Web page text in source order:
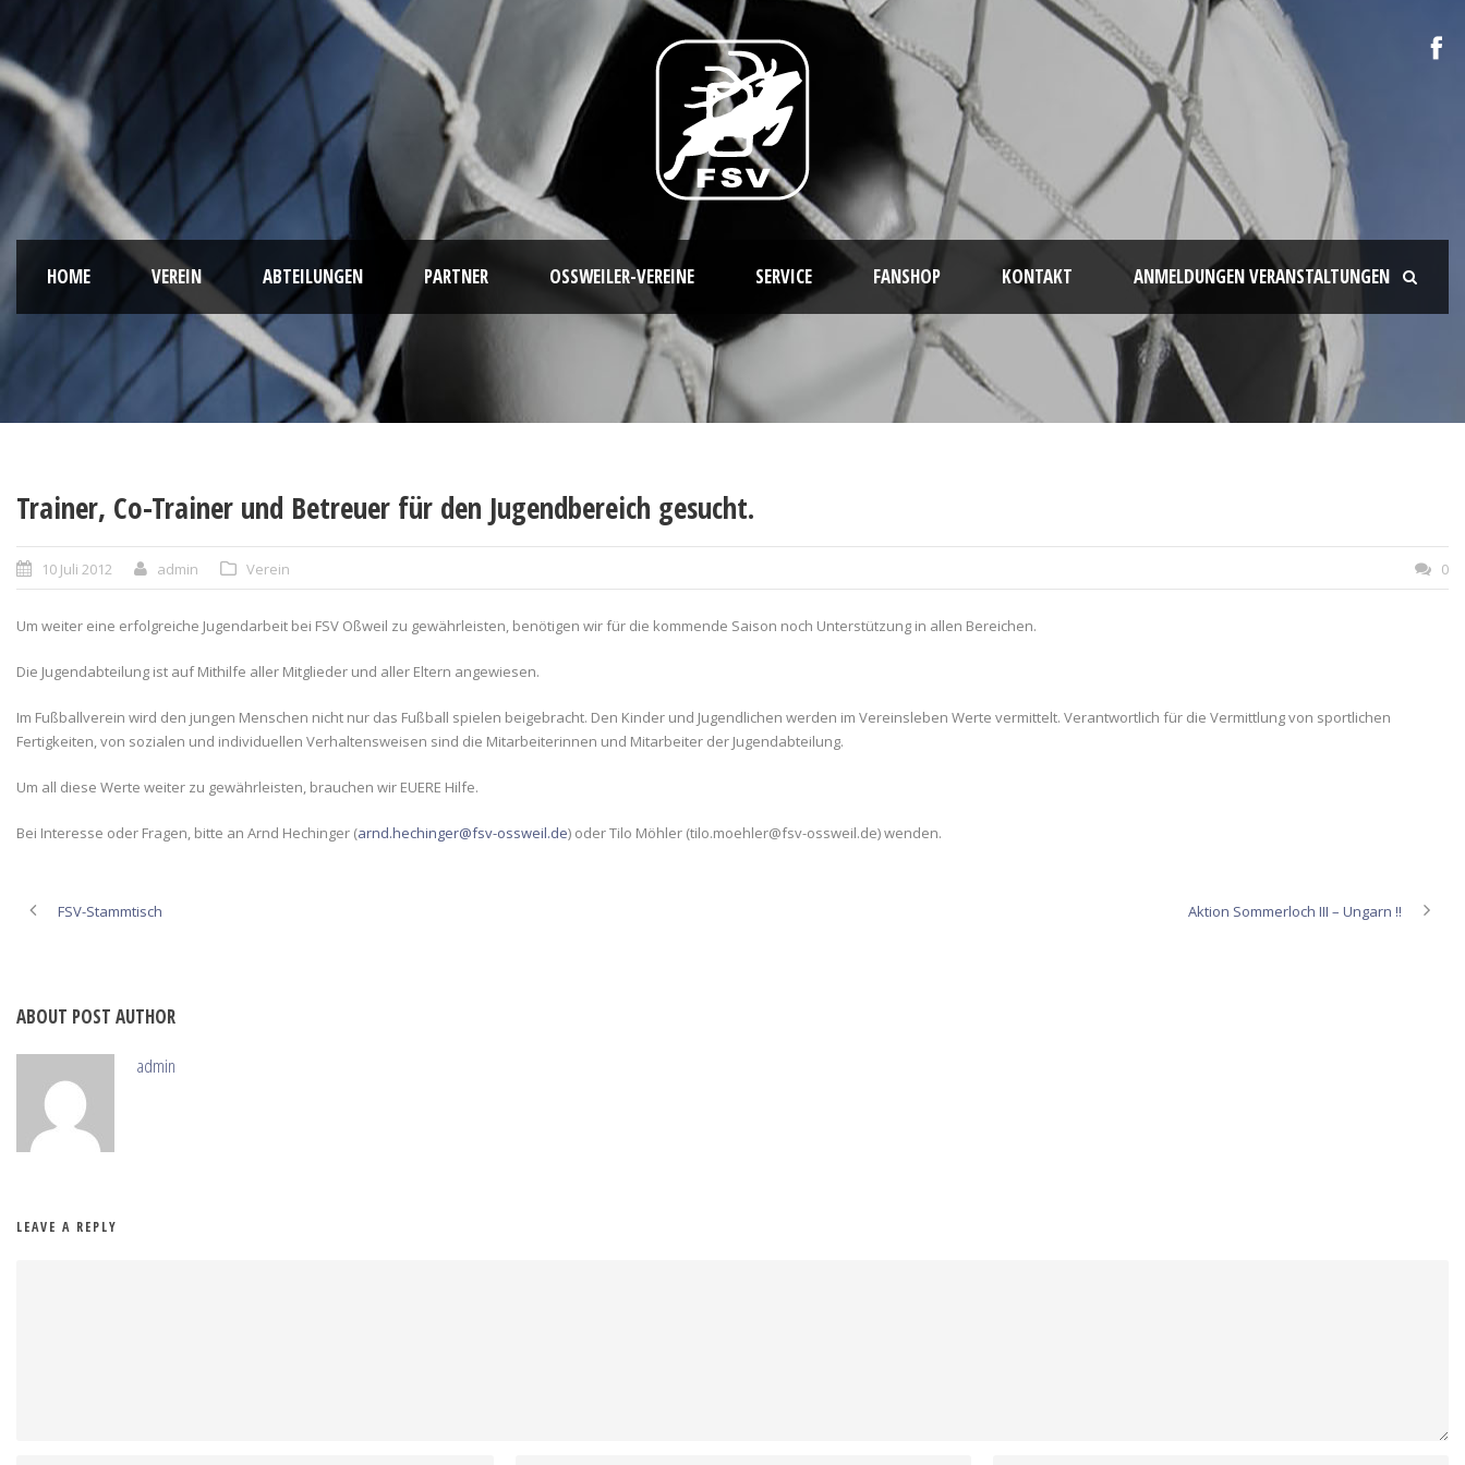
HOME VEREIN ABTEILUNGEN PARTNER OSSWEILER-VEREINE SERVICE FANSHOP KONTAKT ANMELDUNGEN VERANSTALTUNGEN
Trainer, Co-Trainer und Betreuer für den Jugendbereich gesucht.
10 Juli 2012 admin Verein 0
Um weiter eine erfolgreiche Jugendarbeit bei FSV Oßweil zu gewährleisten, benötigen wir für die kommende Saison noch Unterstützung in allen Bereichen.
Die Jugendabteilung ist auf Mithilfe aller Mitglieder und aller Eltern angewiesen.
Im Fußballverein wird den jungen Menschen nicht nur das Fußball spielen beigebracht. Den Kinder und Jugendlichen werden im Vereinsleben Werte vermittelt. Verantwortlich für die Vermittlung von sportlichen
Fertigkeiten, von sozialen und individuellen Verhaltensweisen sind die Mitarbeiterinnen und Mitarbeiter der Jugendabteilung.
Um all diese Werte weiter zu gewährleisten, brauchen wir EUERE Hilfe.
Bei Interesse oder Fragen, bitte an Arnd Hechinger (arnd.hechinger@fsv-ossweil.de) oder Tilo Möhler (tilo.moehler@fsv-ossweil.de) wenden.
FSV-Stammtisch Aktion Sommerloch III – Ungarn !!
ABOUT POST AUTHOR
admin
LEAVE A REPLY